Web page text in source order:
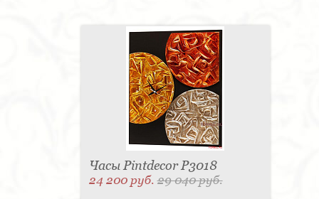
Часы Pintdecor P3018
24 200 руб.29 040 руб.